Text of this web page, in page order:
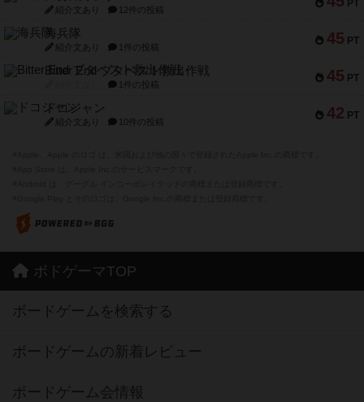
PT
紹介文あり 12件の投稿
45 PT
海兵隊
紹介文あり 1件の投稿
45 PT
Bitter End ブタペスト救出作戦
1件の投稿
42 PT
ドコジャン
紹介文あり 10件の投稿
ボドゲーマTOP
ボードゲームを検索する
ボードゲームの新着レビュー
ボードゲーム会情報